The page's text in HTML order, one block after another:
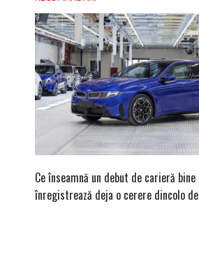
Ce înseamnă un debut de carieră
înregistrează deja o cerere dincolo